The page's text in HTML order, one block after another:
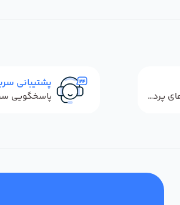
استفاده از روش‌های پرداخت امن
پشتیبانی